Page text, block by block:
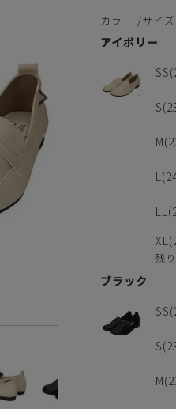
カラー サイズ
アイボリー
残
ブラック
た。
素材の種
靴底
生産国
ソール